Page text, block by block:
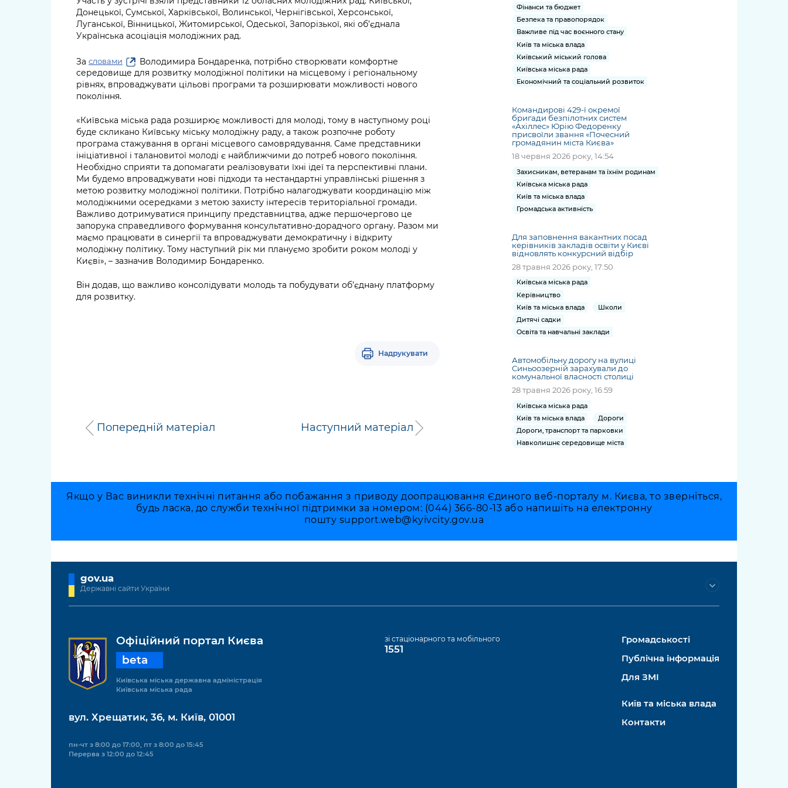
Донецької, Сумської, Харківської, Волинської, Чернігівської, Херсонської,
Луганської, Вінницької, Житомирської, Одеської, Запорізької, які об’єднала
Українська асоціація молодіжних рад.
За словами
Володимира Бондаренка, потрібно створювати комфортне
середовище для розвитку молодіжної політики на місцевому і регіональному
рівнях, впроваджувати цільові програми та розширювати можливості нового
покоління.
«Київська міська рада розширює можливості для молоді, тому в наступному році
буде скликано Київську міську молодіжну раду, а також розпочне роботу
програма стажування в органі місцевого самоврядування. Саме представники
ініціативної і талановитої молоді є найближчими до потреб нового покоління.
Необхідно сприяти та допомагати реалізовувати їхні ідеї та перспективні плани.
Ми будемо впроваджувати нові підходи та нестандартні управлінські рішення з
метою розвитку молодіжної політики. Потрібно налагоджувати координацію між
молодіжними осередками з метою захисту інтересів територіальної громади.
Важливо дотримуватися принципу представництва, адже першочергово це
запорука справедливого формування консультативно-дорадчого органу. Разом ми
маємо працювати в синергії та впроваджувати демократичну і відкриту
молодіжну політику. Тому наступний рік ми плануємо зробити роком молоді у
Києві», – зазначив Володимир Бондаренко.
Він додав, що важливо консолідувати молодь та побудувати об’єднану платформу
для розвитку.
Надрукувати
Попередній матеріал Наступний матеріал
Фінанси та бюджет
Безпека та правопорядок
Важливе під час воєнного стану
Київ та міська влада
Київський міський голова
Київська міська рада
Економічний та соціальний розвиток
Командирові 429-ї окремої
бригади безпілотних систем
«Ахіллес» Юрію Федоренку
присвоїли звання «Почесний
громадянин міста Києва»
18 червня 2026 року, 14:54
Захисникам, ветеранам та їхнім родинам
Київська міська рада
Київ та міська влада
Громадська активність
Для заповнення вакантних посад
керівників закладів освіти у Києві
відновлять конкурсний відбір
28 травня 2026 року, 17:50
Київська міська рада
Керівництво
Київ та міська влада
Школи
Дитячі садки
Освіта та навчальні заклади
Автомобільну дорогу на вулиці
Синьоозерній зарахували до
комунальної власності столиці
28 травня 2026 року, 16:59
Київська міська рада
Київ та міська влада
Дороги
Дороги, транспорт та парковки
Навколишнє середовище міста
Якщо у Вас виникли технічні питання або побажання з приводу доопрацювання Єдиного веб-порталу м. Києва, то зверніться,
будь ласка, до служби технічної підтримки за номером: (044) 366-80-13 або напишіть на електронну
пошту support.web@kyivcity.gov.ua
gov.ua
Державні сайти України
Офіційний портал Києва
beta
Київська міська державна адміністрація
Київська міська рада
вул. Хрещатик, 36, м. Київ, 01001
пн-чт з 8:00 до 17:00, пт з 8:00 до 15:45
Перерва з 12:00 до 12:45
зі стаціонарного та мобільного
1551
Громадськості
Публічна інформація
Для ЗМІ
Київ та міська влада
Контакти